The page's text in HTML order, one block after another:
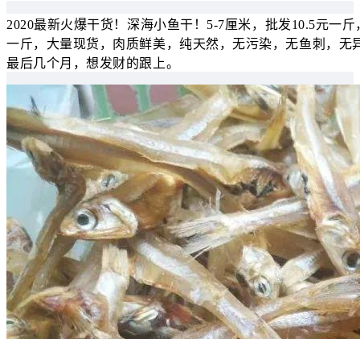
2020最新火爆干货！深海小鱼干！5-7厘米，批发10.5元一
一斤，大量现货，肉质鲜美，纯天然，无污染，无鱼刺，
最后几个月，想发财的跟上。